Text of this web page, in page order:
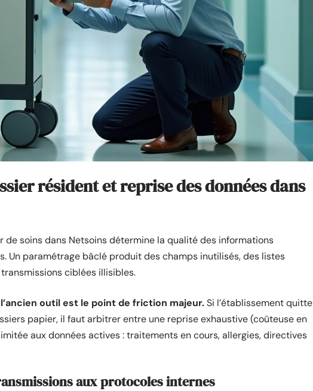
résident et reprise des données dans
de soins dans Netsoins détermine la qualité des informations
Un paramétrage bâclé produit des champs inutilisés, des listes
ciblées illisibles.
outil est le point de friction majeur.Si l’établissement quitte
papier, il faut arbitrer entre une reprise exhaustive (coûteuse en
aux données actives : traitements en cours, allergies, directives
aux protocoles internes